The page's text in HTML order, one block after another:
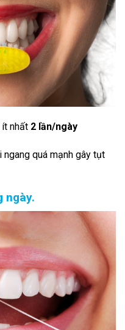
ít nhất 2 lần/ngày
ngang quá mạnh gây tụt
ngày.